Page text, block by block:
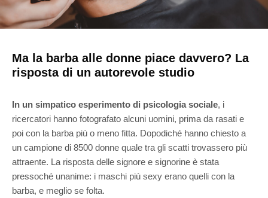
Ma la barba alle donne piace davvero? La
risposta di un autorevole studio
In un simpatico esperimento di psicologia sociale, i
ricercatori hanno fotografato alcuni uomini, prima da rasati e
poi con la barba più o meno fitta. Dopodiché hanno chiesto a
un campione di 8500 donne quale tra gli scatti trovassero più
attraente. La risposta delle signore e signorine è stata
pressoché unanime: i maschi più sexy erano quelli con la
barba, e meglio se folta.